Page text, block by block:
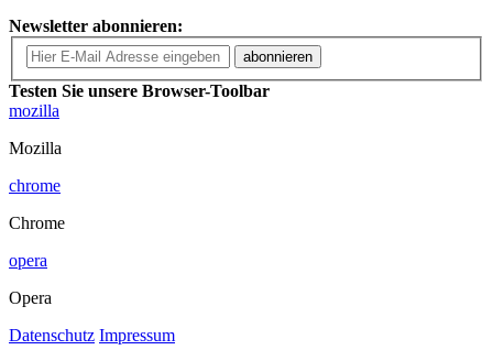
Newsletter abonnieren:
abonnieren
Testen Sie unsere Browser-Toolbar
mozilla
Mozilla
chrome
Chrome
opera
Opera
Datenschutz Impressum